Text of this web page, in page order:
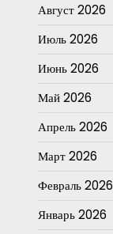
Август 2026
Июль 2026
Июнь 2026
Май 2026
Апрель 2026
Март 2026
Февраль 2026
Январь 2026